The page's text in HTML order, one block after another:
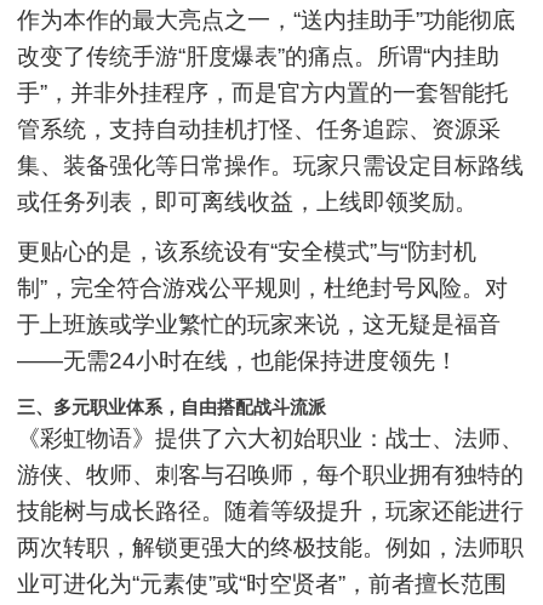
作为本作的最大亮点之一，“送内挂助手”功能彻底
改变了传统手游“肝度爆表”的痛点。所谓“内挂助
手”，并非外挂程序，而是官方内置的一套智能托
管系统，支持自动挂机打怪、任务追踪、资源采
集、装备强化等日常操作。玩家只需设定目标路线
或任务列表，即可离线收益，上线即领奖励。
更贴心的是，该系统设有“安全模式”与“防封机
制”，完全符合游戏公平规则，杜绝封号风险。对
于上班族或学业繁忙的玩家来说，这无疑是福音
——无需24小时在线，也能保持进度领先！
三、多元职业体系，自由搭配战斗流派
《彩虹物语》提供了六大初始职业：战士、法师、
游侠、牧师、刺客与召唤师，每个职业拥有独特的
技能树与成长路径。随着等级提升，玩家还能进行
两次转职，解锁更强大的终极技能。例如，法师职
业可进化为“元素使”或“时空贤者”，前者擅长范围